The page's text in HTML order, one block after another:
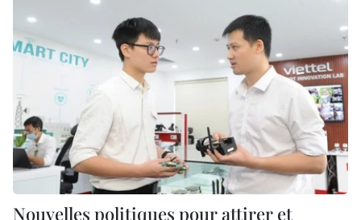
Nouvelles politiques pour attirer et